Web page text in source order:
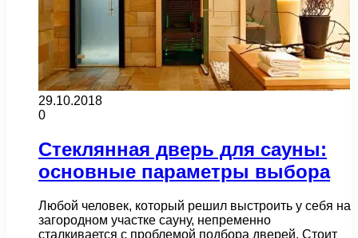
29.10.2018
0
Стеклянная дверь для сауны:
основные параметры выбора
Любой человек, который решил выстроить у себя на
загородном участке сауну, непременно
сталкивается с проблемой подбора дверей. Стоит